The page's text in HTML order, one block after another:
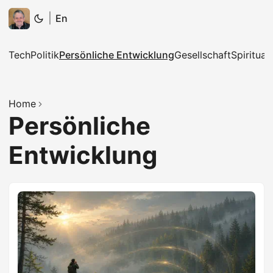
En
TechPolitikPersönliche EntwicklungGesellschaft
Home
Persönliche
Entwicklung